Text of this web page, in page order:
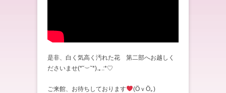
是非、白く気高く汚れた花 第二部へお越しく
ださいませ(*˘︶˘*).｡.:*♡
ご来館、お待ちしております (ӦｖӦ｡)